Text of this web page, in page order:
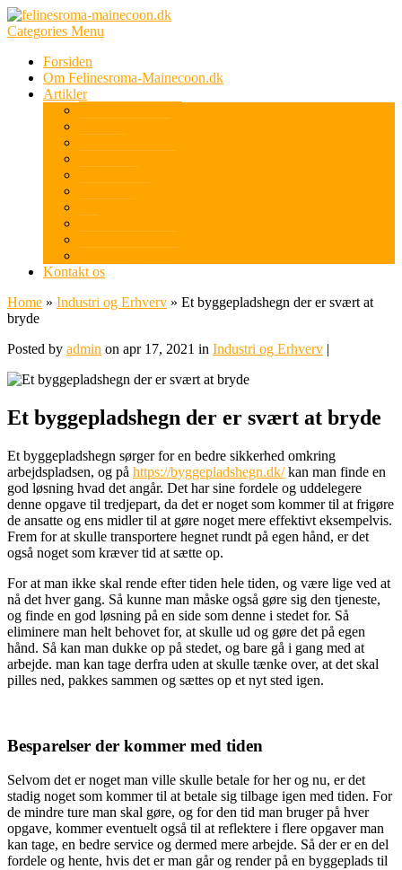
Categories Menu
Forsiden
Om Felinesroma-Mainecoon.dk
Artikler
Kontakt os
Home » Industri og Erhverv » Et byggepladshegn der er svært at
bryde
Posted by admin on apr 17, 2021 in Industri og Erhverv |
Et byggepladshegn der er svært at bryde
Et byggepladshegn sørger for en bedre sikkerhed omkring
arbejdspladsen, og på https://byggepladshegn.dk/kan man finde en
god løsning hvad det angår. Det har sine fordele og uddelegere
denne opgave til tredjepart, da det er noget som kommer til at frigøre
de ansatte og ens midler til at gøre noget mere effektivt eksempelvis.
Frem for at skulle transportere hegnet rundt på egen hånd, er det
også noget som kræver tid at sætte op.
For at man ikke skal rende efter tiden hele tiden, og være lige ved at
nå det hver gang. Så kunne man måske også gøre sig den tjeneste,
og finde en god løsning på en side som denne i stedet for. Så
eliminere man helt behovet for, at skulle ud og gøre det på egen
hånd. Så kan man dukke op på stedet, og bare gå i gang med at
arbejde. man kan tage derfra uden at skulle tænke over, at det skal
pilles ned, pakkes sammen og sættes op et nyt sted igen.
Besparelser der kommer med tiden
Selvom det er noget man ville skulle betale for her og nu, er det
stadig noget som kommer til at betale sig tilbage igen med tiden. For
de mindre ture man skal gøre, og for den tid man bruger på hver
opgave, kommer eventuelt også til at reflektere i flere opgaver man
kan tage, en bedre service og dermed mere arbejde. Så der er en del
fordele og hente, hvis det er man går og render på en byggeplads til